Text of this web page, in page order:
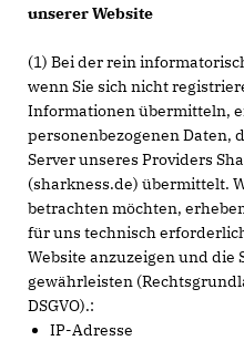
unserer Website
(1) Bei der rein
wenn Sie sich nicht
Informationen übermitteln,
personenbezogenen Daten,
Server unseres Providers
(sharkness.de) übermittelt.
betrachten möchten,
für uns technisch
Website anzuzeigen und die
gewährleisten
DSGVO).:
IP-Adresse